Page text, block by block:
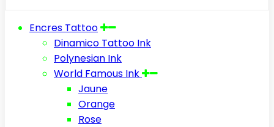
Encres Tattoo
Dinamico Tattoo Ink
Polynesian Ink
World Famous Ink
Jaune
Orange
Rose